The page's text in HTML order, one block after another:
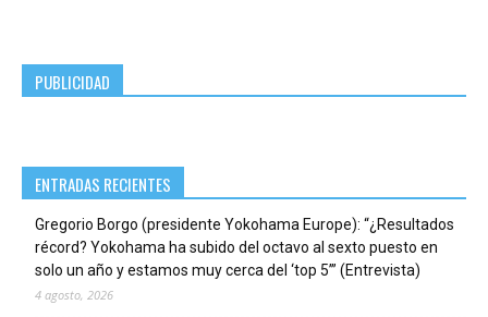
PUBLICIDAD
ENTRADAS RECIENTES
Gregorio Borgo (presidente Yokohama Europe): “¿Resultados
récord? Yokohama ha subido del octavo al sexto puesto en
solo un año y estamos muy cerca del ‘top 5’” (Entrevista)
4 agosto, 2026